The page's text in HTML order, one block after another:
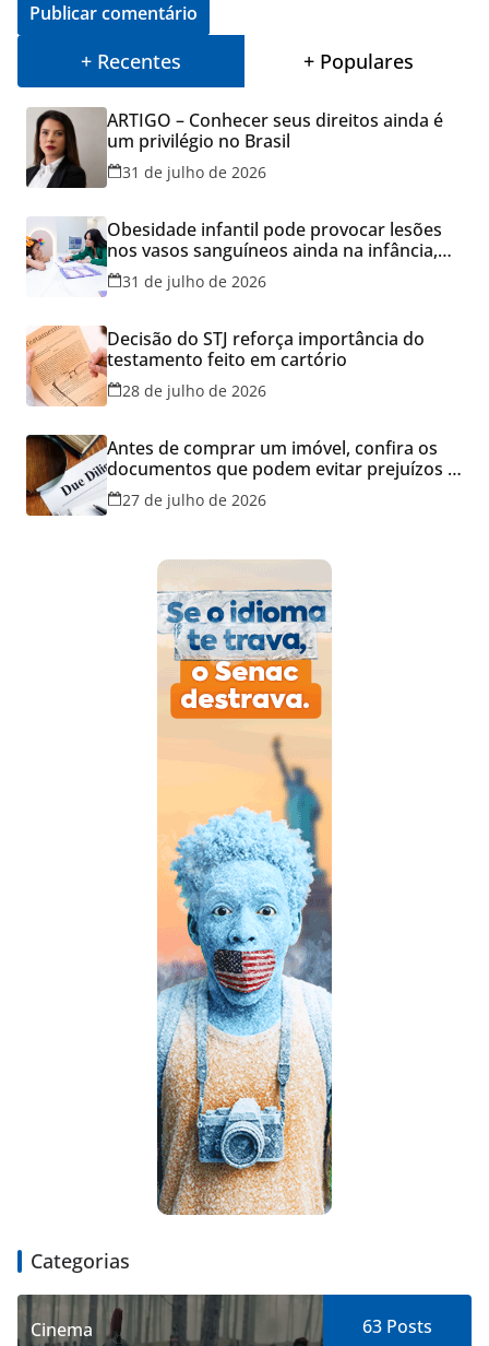
+ Recentes + Populares
ARTIGO – Conhecer seus direitos ainda é
um privilégio no Brasil
31 de julho de 2026
Obesidade infantil pode provocar lesões
nos vasos sanguíneos ainda na infância,
alerta estudo
31 de julho de 2026
Decisão do STJ reforça importância do
testamento feito em cartório
28 de julho de 2026
Antes de comprar um imóvel, confira os
documentos que podem evitar prejuízos e
disputas na justiça
27 de julho de 2026
Categorias
Cinema 63 Posts